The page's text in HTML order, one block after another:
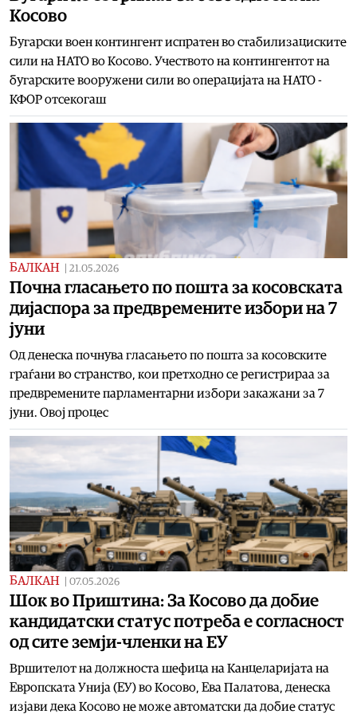
Косово
Бугарски воен контингент испратен во стабилизациските
сили на НАТО во Косово. Учеството на контингентот на
бугарските вооружени сили во операцијата на НАТО -
КФОР отсекогаш
БАЛКАН 21.05.2026
Почна гласањето по пошта за косовската
дијаспора за предвремените избори на 7
јуни
Од денеска почнува гласањето по пошта за косовските
граѓани во странство, кои претходно се регистрираа за
предвремените парламентарни избори закажани за 7
јуни. Овој процес
БАЛКАН 07.05.2026
Шок во Приштина: За Косово да добие
кандидатски статус потреба е согласност
од сите земји-членки на ЕУ
Вршителот на должноста шефица на Канцеларијата на
Европската Унија (ЕУ) во Косово, Ева Палатова, денеска
изјави дека Косово не може автоматски да добие статус